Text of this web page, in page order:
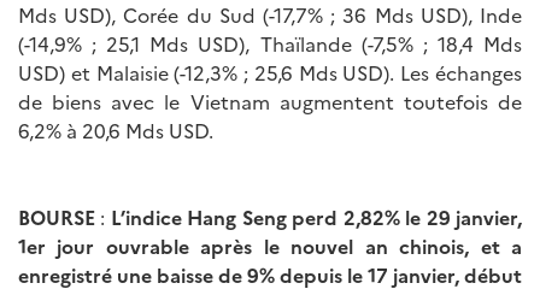
Mds USD), Corée du Sud (-17,7% ; 36 Mds USD), Inde
(-14,9% ; 25,1 Mds USD), Thaïlande (-7,5% ; 18,4 Mds
USD) et Malaisie (-12,3% ; 25,6 Mds USD). Les échanges
de biens avec le Vietnam augmentent toutefois de
6,2% à 20,6 Mds USD.
BOURSE : L’indice Hang Seng perd 2,82% le 29 janvier,
1er jour ouvrable après le nouvel an chinois, et a
enregistré une baisse de 9% depuis le 17 janvier, début